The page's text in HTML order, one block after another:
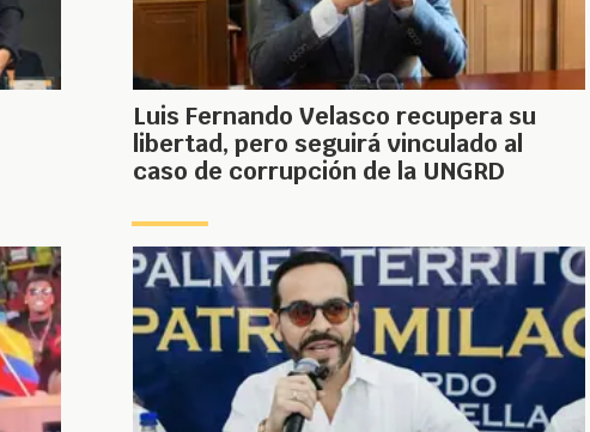
Luis Fernando Velasco recupera su
libertad, pero seguirá vinculado al
caso de corrupción de la UNGRD